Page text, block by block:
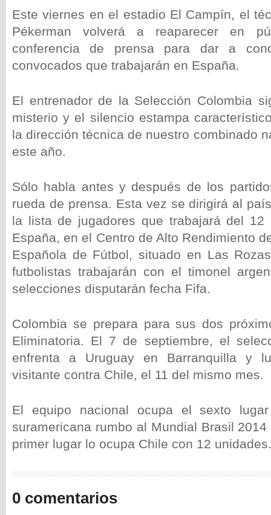
Este viernes en el estadio El Campín, el
Pékerman volverá a reaparecer en
conferencia de prensa para dar a
convocados que trabajarán en España.
El entrenador de la Selección Colombia
misterio y el silencio estampa
la dirección técnica de nuestro combinado
este año.
Sólo habla antes y después de los
rueda de prensa. Esta vez se dirigirá al
la lista de jugadores que trabajará del
España, en el Centro de Alto Rendimiento
Española de Fútbol, situado en Las
futbolistas trabajarán con el timonel
selecciones disputarán fecha Fifa.
Colombia se prepara para sus dos
Eliminatoria. El 7 de septiembre, el
enfrenta a Uruguay en Barranquilla y
visitante contra Chile, el 11 del mismo mes.
El equipo nacional ocupa el sexto
suramericana rumbo al Mundial Brasil
primer lugar lo ocupa Chile con 12 unidades.
0 comentarios